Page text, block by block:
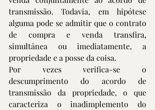
transmissão. Todavia, em hipótese
alguma pode se admitir que o contrato
de compra e venda transfira,
simultânea ou imediatamente, a
propriedade e a posse da coisa.
Por vezes verifica-se o
descumprimento do acordo de
transmissão da propriedade, o que
caracteriza o inadimplemento do